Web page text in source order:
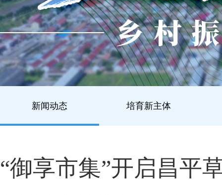
新闻动态 培育新主体
“御享市集”开启昌平